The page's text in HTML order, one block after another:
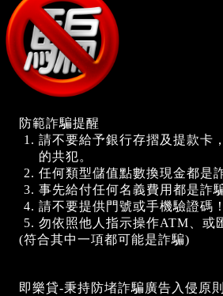
防範詐騙提醒
請不要給予銀行存摺及提款卡
的共犯。
任何類型儲值點數換現金都是
事先給付任何名義費用都是詐
請不要提供門號或手機驗證碼！
勿依照他人指示操作ATM、或
(符合其中一項都可能是詐騙)
即樂貸-秉持防堵詐騙廣告入侵原